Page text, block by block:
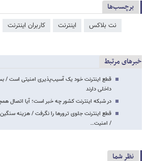
برچسب‌ها
نت بلاکس اینترنت کاربران اینترنت
خبرهای مرتبط
قطع اینترنت خود یک آسیب‌پذیری امنیتی است /
داخلی دارند
در شبکه اینترنت کشور چه خبر است؛ آیا اتصال
قطع اینترنت جلوی ترورها را نگرفت / هزینه
/ امنیت…
نظر شما